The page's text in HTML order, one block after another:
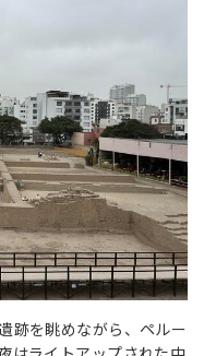
跡を眺めながら、ペルー